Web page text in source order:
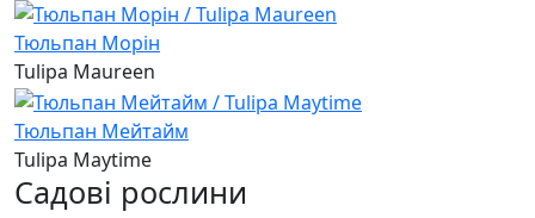
Тюльпан Морін
Tulipa Maureen
Тюльпан Мейтайм
Tulipa Maytime
Садові рослини